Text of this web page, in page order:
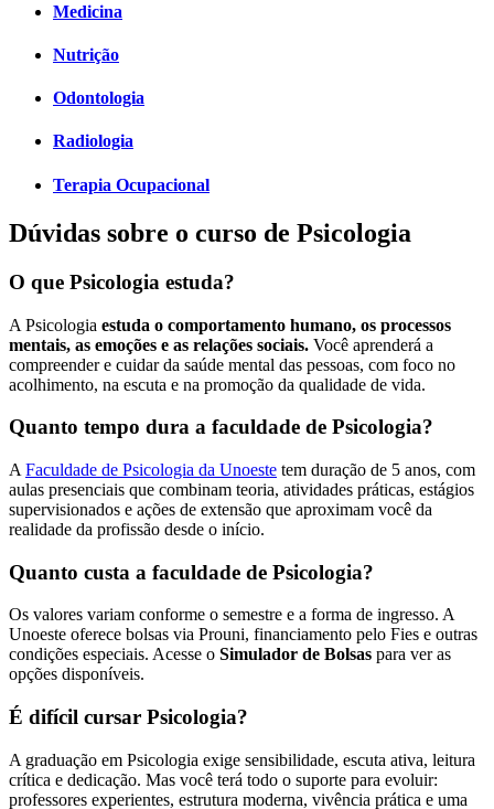
Medicina
Nutrição
Odontologia
Radiologia
Terapia Ocupacional
Dúvidas sobre o curso de Psicologia
O que Psicologia estuda?
A Psicologia estuda o comportamento humano, os processos
mentais, as emoções e as relações sociais. Você aprenderá a
compreender e cuidar da saúde mental das pessoas, com foco no
acolhimento, na escuta e na promoção da qualidade de vida.
Quanto tempo dura a faculdade de Psicologia?
A Faculdade de Psicologia da Unoeste tem duração de 5 anos, com
aulas presenciais que combinam teoria, atividades práticas, estágios
supervisionados e ações de extensão que aproximam você da
realidade da profissão desde o início.
Quanto custa a faculdade de Psicologia?
Os valores variam conforme o semestre e a forma de ingresso. A
Unoeste oferece bolsas via Prouni, financiamento pelo Fies e outras
condições especiais. Acesse o Simulador de Bolsas para ver as
opções disponíveis.
É difícil cursar Psicologia?
A graduação em Psicologia exige sensibilidade, escuta ativa, leitura
crítica e dedicação. Mas você terá todo o suporte para evoluir:
professores experientes, estrutura moderna, vivência prática e uma